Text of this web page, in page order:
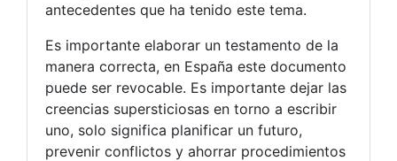
antecedentes que ha tenido este tema.
Es importante elaborar un testamento de la
manera correcta, en España este documento
puede ser revocable. Es importante dejar las
creencias supersticiosas en torno a escribir
uno, solo significa planificar un futuro,
prevenir conflictos y ahorrar procedimientos